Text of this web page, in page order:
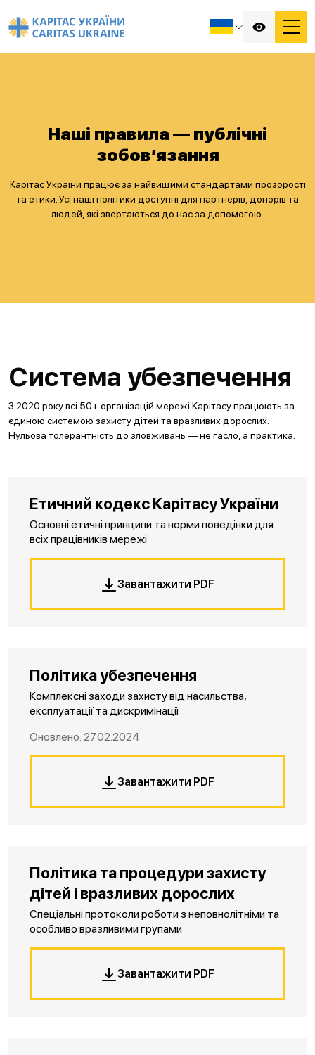
Наші правила — публічні
зобов’язання
Карітас України працює за найвищими стандартами прозорості
та етики. Усі наші політики доступні для партнерів, донорів та
людей, які звертаються до нас за допомогою.
Система убезпечення
З 2020 року всі 50+ організацій мережі Карітасу працюють за
єдиною системою захисту дітей та вразливих дорослих.
Нульова толерантність до зловживань — не гасло, а практика.
Етичний кодекс Карітасу України
Основні етичні принципи та норми поведінки для
всіх працівників мережі
Завантажити PDF
Політика убезпечення
Комплексні заходи захисту від насильства,
експлуатації та дискримінації
Оновлено: 27.02.2024
Завантажити PDF
Політика та процедури захисту
дітей і вразливих дорослих
Спеціальні протоколи роботи з неповнолітніми та
особливо вразливими групами
Завантажити PDF